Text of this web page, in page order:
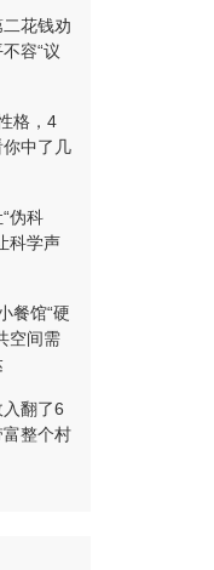
花钱劝
容“议
格，4
中了几
伪科
科学声
餐馆“硬
空间需
翻了6
整个村